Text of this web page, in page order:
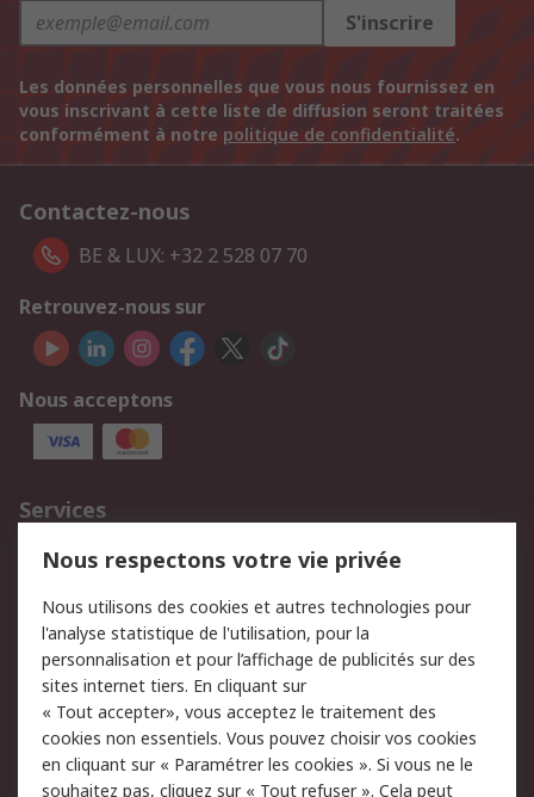
S'inscrire
Les données personnelles que vous nous fournissez en
vous inscrivant à cette liste de diffusion seront traitées
conformément à notre politique de confidentialité.
Contactez-nous
BE & LUX: +32 2 528 07 70
Retrouvez-nous sur
Nous acceptons
Services
750.000 produits
2.500 marques
Retours
Support technique
Track & trace
Legal
Politique de cookies
Sécurité des e-mails
Nous respectons votre vie privée
Nous utilisons des cookies et autres technologies pour
l'analyse statistique de l'utilisation, pour la
personnalisation et pour l’affichage de publicités sur des
sites internet tiers. En cliquant sur
« Tout accepter», vous acceptez le traitement des
cookies non essentiels. Vous pouvez choisir vos cookies
en cliquant sur « Paramétrer les cookies ». Si vous ne le
souhaitez pas, cliquez sur « Tout refuser ». Cela peut